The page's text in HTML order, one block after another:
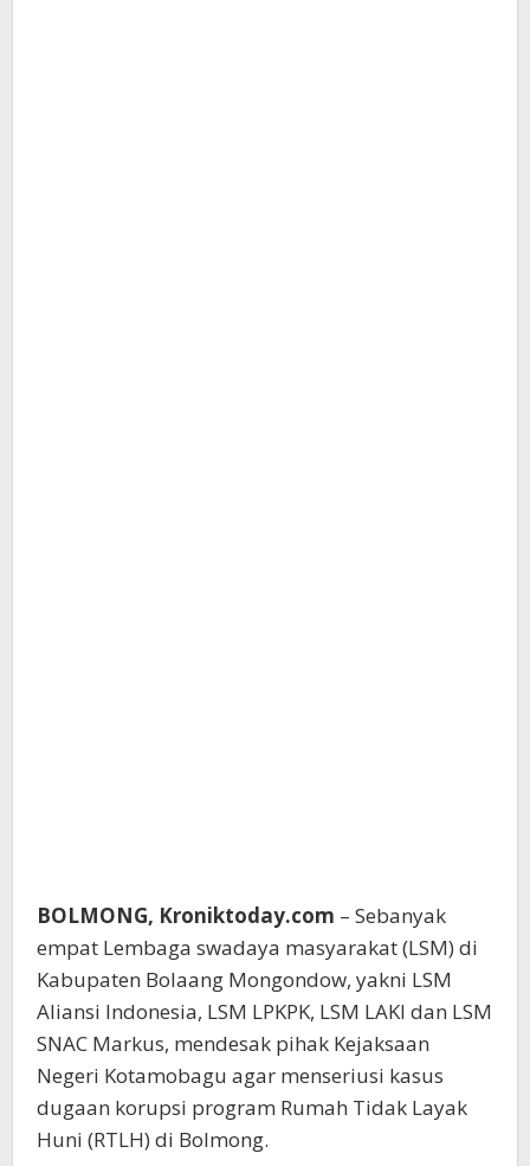
BOLMONG, Kroniktoday.com – Sebanyak
empat Lembaga swadaya masyarakat (LSM) di
Kabupaten Bolaang Mongondow, yakni LSM
Aliansi Indonesia, LSM LPKPK, LSM LAKI dan LSM
SNAC Markus, mendesak pihak Kejaksaan
Negeri Kotamobagu agar menseriusi kasus
dugaan korupsi program Rumah Tidak Layak
Huni (RTLH) di Bolmong.